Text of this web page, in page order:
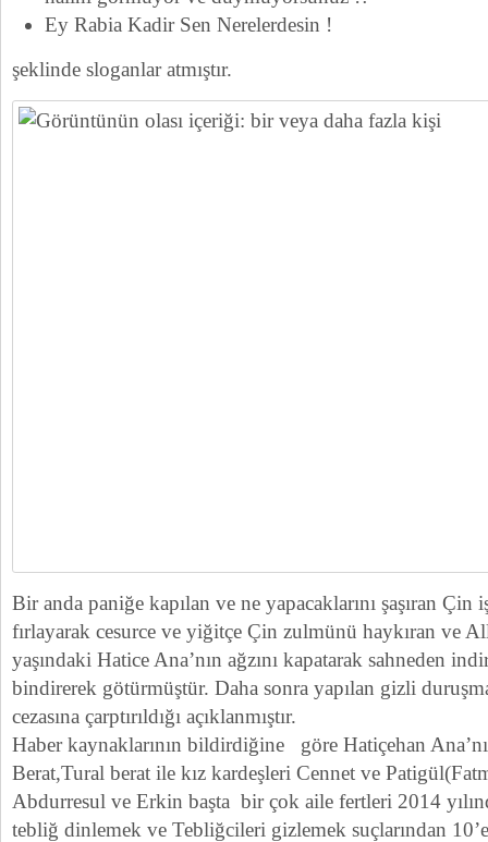
Ey Rabia Kadir Sen Nerelerdesin !
şeklinde sloganlar atmıştır.
Bir anda paniğe kapılan ve ne yapacaklarını şaşıran Çin
fırlayarak cesurce ve yiğitçe Çin zulmünü haykıran ve
yaşındaki Hatice Ana’nın ağzını kapatarak sahneden
bindirerek götürmüştür. Daha sonra yapılan gizli
cezasına çarptırıldığı açıklanmıştır.
Haber kaynaklarının bildirdiğine göre Hatiçehan
Berat,Tural berat ile kız kardeşleri Cennet ve
Abdurresul ve Erkin başta bir çok aile fertleri 2014
tebliğ dinlemek ve Tebliğcileri gizlemek suçlarından